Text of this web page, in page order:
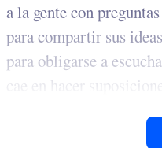
a la gente con
para compartir sus
para obligarse a
cae en hacer